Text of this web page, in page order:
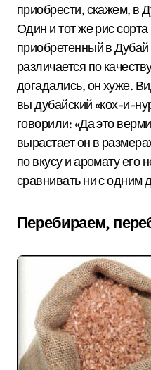
приобрести, скажем, в
Один и тот же рис
приобретенный в
различается по
догадались, он хуже.
вы дубайский «кох-и-
говорили: «Да это
вырастает он в
по вкусу и аромату его
сравнивать ни с одним
Перебираем,